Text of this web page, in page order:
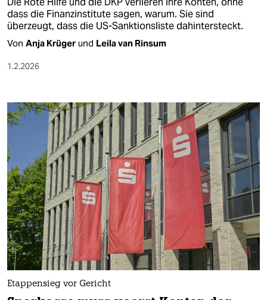
dass die Finanzinstitute sagen, warum. Sie sind
überzeugt, dass die US-Sanktionsliste dahintersteckt.
Von Anja Krüger und Leila van Rinsum
1.2.2026
Etappensieg vor Gericht